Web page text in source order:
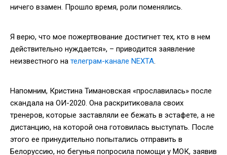
ничего взамен. Прошло время, роли поменялись.
Я верю, что мое пожертвование достигнет тех, кто в нем
действительно нуждается», – приводится заявление
неизвестного на телеграм-канале NEXTA.
Напомним, Кристина Тимановская «прославилась» после
скандала на ОИ-2020. Она раскритиковала своих
тренеров, которые заставляли ее бежать в эстафете, а не
дистанцию, на которой она готовилась выступать. После
этого ее принудительно попытались отправить в
Белоруссию, но бегунья попросила помощи у МОК, заявив